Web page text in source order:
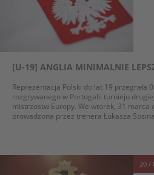
[U-19] ANGLIA MINIMALNIE
Reprezentacja Polski do lat 19 przegrała
rozgrywanego w Portugalii turnieju
mistrzostw Europy. We wtorek, 31 marca
prowadzona przez trenera Łukasza
20 /